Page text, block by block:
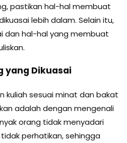
pastikan hal-hal membuat
lebih dalam. Selain itu,
dan hal-hal yang membuat
yang Dikuasai
kuliah sesuai minat dan bakat
adalah dengan mengenali
orang tidak menyadari
perhatikan, sehingga